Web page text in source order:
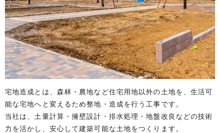
宅地造成とは、森林・農地など住宅用地以外の土地を、生活可
能な宅地へと変えるため整地・造成を行う工事です。
当社は、土量計算・擁壁設計・排水処理・地盤改良などの技術
力を活かし、安心して建築可能な土地をつくります。